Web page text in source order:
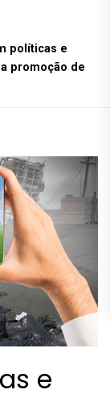
políticas e
promoção de
e